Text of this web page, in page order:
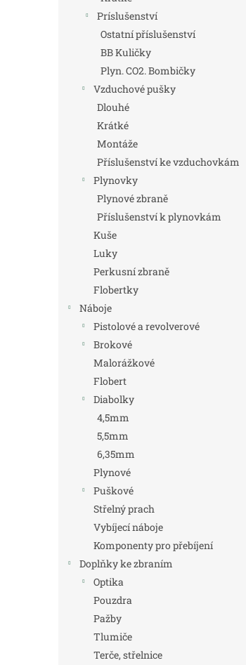
Príslušenství
Ostatní příslušenství
BB Kuličky
Plyn. CO2. Bombičky
Vzduchové pušky
Dlouhé
Krátké
Montáže
Příslušenství ke vzduchovkám
Plynovky
Plynové zbraně
Příslušenství k plynovkám
Kuše
Luky
Perkusní zbraně
Flobertky
Náboje
Pistolové a revolverové
Brokové
Malorážkové
Flobert
Diabolky
4,5mm
5,5mm
6,35mm
Plynové
Puškové
Střelný prach
Vybíjecí náboje
Komponenty pro přebíjení
Doplňky ke zbraním
Optika
Pouzdra
Pažby
Tlumiče
Terče, střelnice